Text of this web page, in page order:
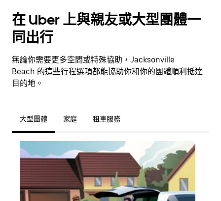
在 Uber 上與親友或大型團體一
同出行
無論你需要更多空間或特殊協助，Jacksonville
Beach 的這些行程選項都能協助你和你的團體順利抵達
目的地。
大型團體 家庭 租車服務